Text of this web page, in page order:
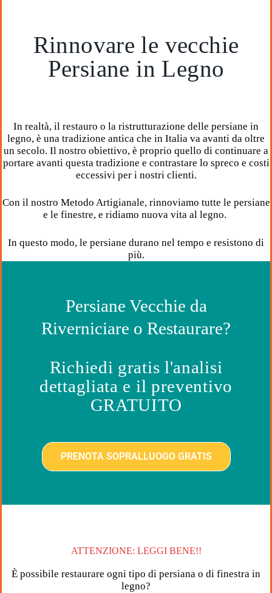
Rinnovare le vecchie
Persiane in Legno
In realtà, il restauro o la ristrutturazione delle persiane in
legno, è una tradizione antica che in Italia va avanti da oltre
un secolo. Il nostro obiettivo, è proprio quello di continuare a
portare avanti questa tradizione e contrastare lo spreco e costi
eccessivi per i nostri clienti.
Con il nostro Metodo Artigianale, rinnoviamo tutte le persiane
e le finestre, e ridiamo nuova vita al legno.
In questo modo, le persiane durano nel tempo e resistono di
più.
Persiane Vecchie da
Riverniciare o Restaurare?
Richiedi gratis l'analisi
dettagliata e il preventivo
GRATUITO
PRENOTA SOPRALLUOGO GRATIS
ATTENZIONE: LEGGI BENE!!
È possibile restaurare ogni tipo di persiana o di finestra in
legno?